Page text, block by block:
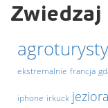
Zwiedzaj
ekstremalnie francja
iphone irkuck jeziora